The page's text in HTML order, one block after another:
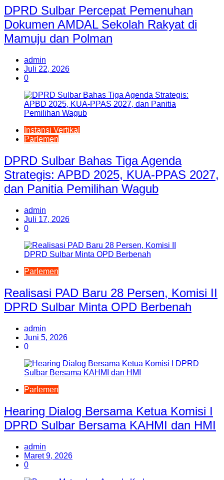
DPRD Sulbar Percepat Pemenuhan
Dokumen AMDAL Sekolah Rakyat di
Mamuju dan Polman
admin
Juli 22, 2026
0
Instansi Vertikal
Parlemen
DPRD Sulbar Bahas Tiga Agenda
Strategis: APBD 2025, KUA-PPAS 2027,
dan Panitia Pemilihan Wagub
admin
Juli 17, 2026
0
Parlemen
Realisasi PAD Baru 28 Persen, Komisi II
DPRD Sulbar Minta OPD Berbenah
admin
Juni 5, 2026
0
Parlemen
Hearing Dialog Bersama Ketua Komisi I
DPRD Sulbar Bersama KAHMI dan HMI
admin
Maret 9, 2026
0